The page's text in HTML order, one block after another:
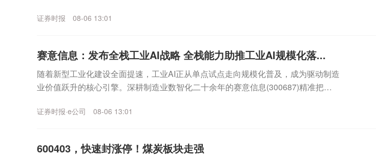
证券时报 08-06 13:01
赛意信息：发布全栈工业AI战略 全栈能力助推工业AI规模化落...
随着新型工业化建设全面提速，工业AI正从单点试点走向规模化普及，成为驱动制造
业价值跃升的核心引擎。深耕制造业数智化二十余年的赛意信息(300687)精准把握
证券时报·e公司 08-06 13:01
600403，快速封涨停！煤炭板块走强